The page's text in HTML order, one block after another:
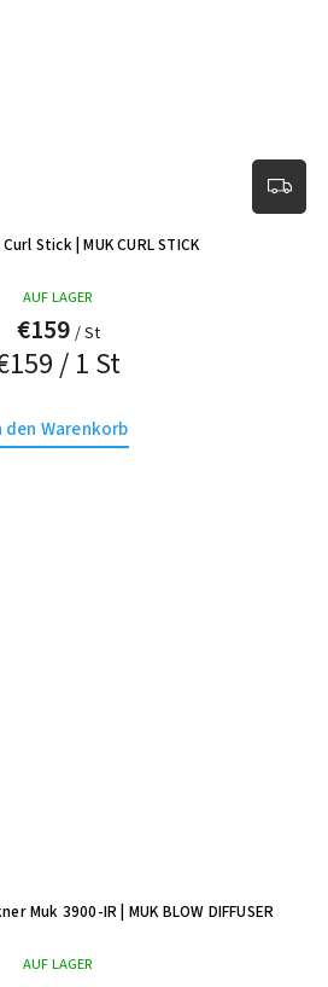
Curl Stick| MUK CURL STICK
AUF LAGER
€159 / St
/ 1 St
den Warenkorb
Muk 3900-IR| MUK BLOW DIFFUSER
AUF LAGER